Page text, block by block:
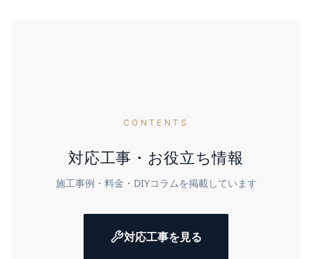
CONTENTS
対応工事・お役立ち情報
施工事例・料金・DIYコラムを掲載しています
対応工事を見る